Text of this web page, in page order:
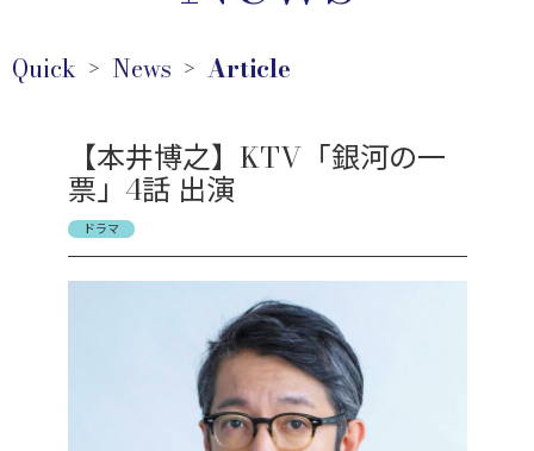
Quick ＞ News ＞ Article
【本井博之】KTV「銀河の一
票」4話 出演
ドラマ